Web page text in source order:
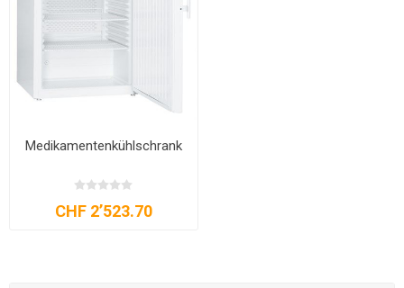
Medikamentenkühlschrank
CHF 2’523.70